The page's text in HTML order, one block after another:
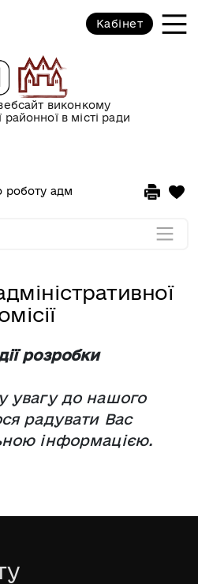
виконкому
районної в місті ради
Кабінет
адміністративної комісії
розробки
увагу до нашого
радувати Вас
інформацією.
які перебувають
обліку
житлової